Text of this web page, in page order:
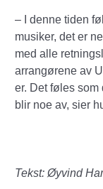
– I denne tiden
musiker, det er
med alle
arrangørene av
er. Det føles som
blir noe av, sier
Tekst: Øyvind